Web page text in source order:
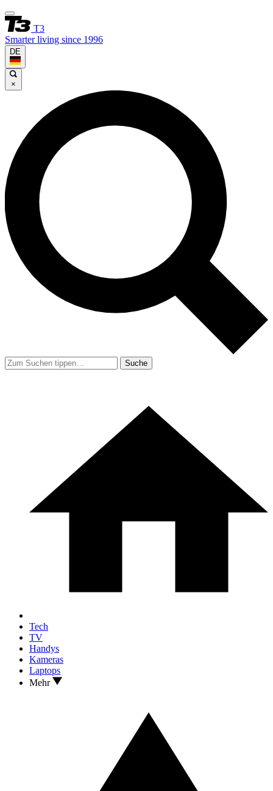
T3
Smarter living since 1996
DE
×
Suche
Tech
TV
Handys
Kameras
Laptops
Mehr